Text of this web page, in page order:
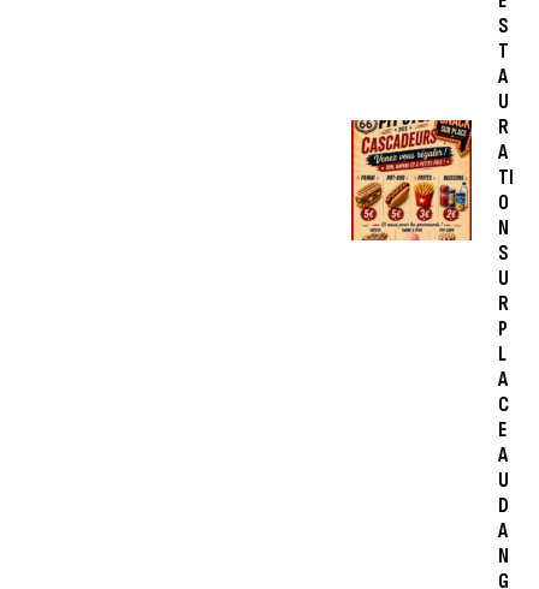
S
T
A
U
R
A
TI
O
N
S
U
R
P
L
A
C
E
A
U
D
A
N
G